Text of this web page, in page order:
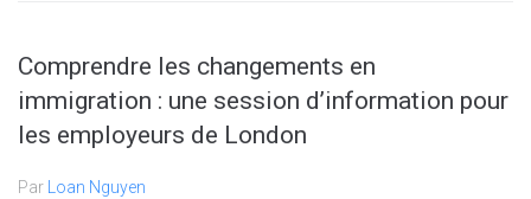
Comprendre les changements en
immigration : une session d’information pour
les employeurs de London
Par
Loan Nguyen